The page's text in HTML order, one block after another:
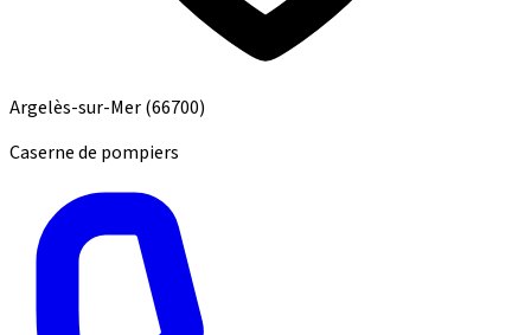
Argelès-sur-Mer(66700)
Caserne de pompiers